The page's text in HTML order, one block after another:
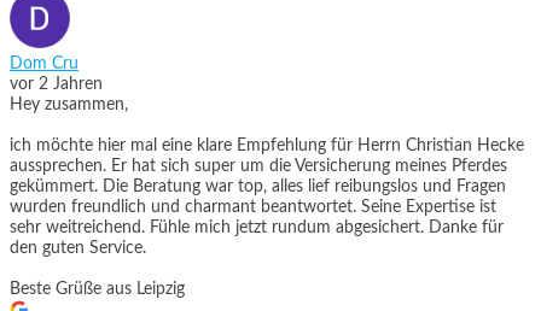
Dom Cru
vor 2 Jahren
Hey zusammen,
ich möchte hier mal eine klare Empfehlung für Herrn Christian Hecke
aussprechen. Er hat sich super um die Versicherung meines Pferdes
gekümmert. Die Beratung war top, alles lief reibungslos und Fragen
wurden freundlich und charmant beantwortet. Seine Expertise ist
sehr weitreichend. Fühle mich jetzt rundum abgesichert. Danke für
den guten Service.
Beste Grüße aus Leipzig